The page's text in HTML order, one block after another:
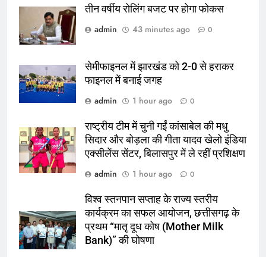
तीन वर्षीय रोलिंग बजट पर होगा फोकस
admin
43 minutes ago 0
सेमीफाइनल में झारखंड को 2-0 से हराकर
फाइनल में बनाई जगह
admin
1 hour ago 0
राष्ट्रीय टीम में चुनी गईं कांसाबेल की मधु
सिदार और बोड़ला की गीता यादव खेलो इंडिया
एक्सीलेंस सेंटर, बिलासपुर में ले रहीं प्रशिक्षण
admin
1 hour ago 0
विश्व स्तनपान सप्ताह के राज्य स्तरीय
कार्यक्रम का सफल आयोजन, छत्तीसगढ़ के
प्रथम “मातृ दूध कोष (Mother Milk
Bank)” की घोषणा